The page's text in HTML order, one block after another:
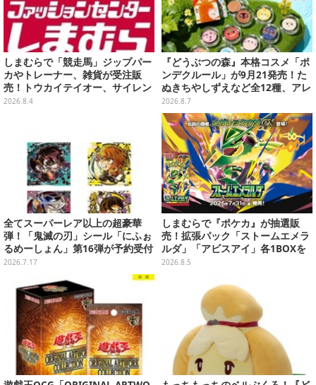
しまむらで「競走馬」ジップパー
カやトレーナー、雑貨が受注販
売！トウカイテイオー、サイレン
ススズカなど名馬5頭をデザイン
2026.8.4
『どうぶつの森』本格コスメ「ポ
ンデクルール」が9月21発売！た
ぬきちやしずえなど全12種、アレ
ンジできるリアクションシールも
付属
2026.8.7
全てスーパーレア以上の超豪華
弾！「鬼滅の刃」シール「にふぉ
るめーしょん」第16弾が予約受付
実施、胡蝶しのぶや童磨など全39
2026.7.17
しまむらで『ポケカ』が抽選販
売！拡張パック「ストームエメラ
ルダ」「アビスアイ」各1BOXを
ラインナップ
2026.8.5